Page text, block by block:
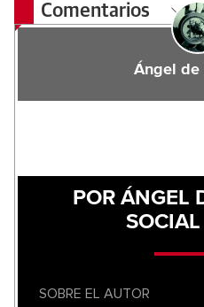
Comentarios
Ángel de
POR ÁNGEL
SOBRE EL AUTOR